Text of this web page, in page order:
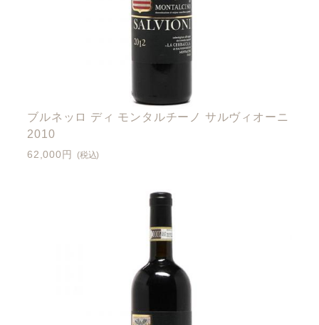
ブルネッロ ディ モンタルチーノ サルヴィオーニ
2010
62,000円 (税込)